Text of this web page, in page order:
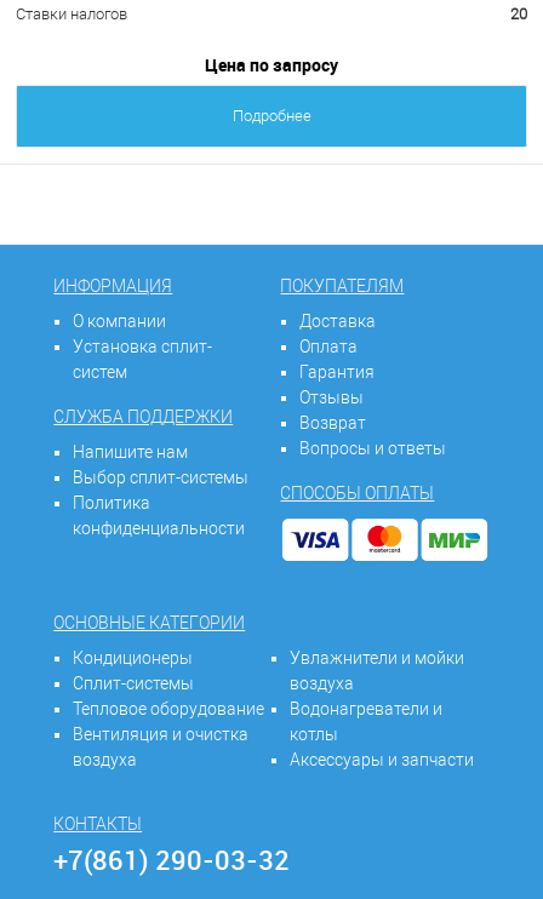
Ставки налогов
20
Цена по запросу
Подробнее
ИНФОРМАЦИЯ
О компании
Установка сплит-
систем
СЛУЖБА ПОДДЕРЖКИ
Напишите нам
Выбор сплит-системы
Политика
конфиденциальности
ПОКУПАТЕЛЯМ
Доставка
Оплата
Гарантия
Отзывы
Возврат
Вопросы и ответы
СПОСОБЫ ОПЛАТЫ
ОСНОВНЫЕ КАТЕГОРИИ
Кондиционеры
Сплит-системы
Тепловое оборудование
Вентиляция и очистка
воздуха
Увлажнители и мойки
воздуха
Водонагреватели и
котлы
Аксессуары и запчасти
КОНТАКТЫ
+7(861) 290-03-32